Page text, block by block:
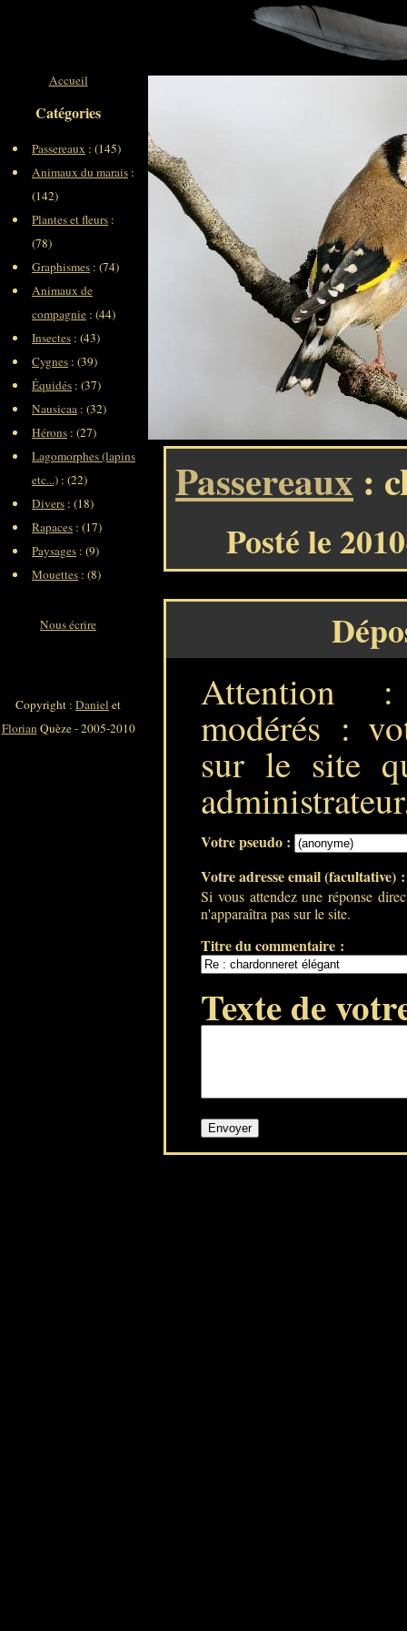
Passereaux :
Posté le
Attention :
modérés :
sur le site
Votre pseudo :
Votre adresse email (facultative)
Si vous attendez une réponse
n'apparaîtra pas sur le site.
Titre du commentaire :
Texte de
Accueil
Catégories
Passereaux : (145)
Animaux du marais :
(142)
Plantes et fleurs :
(78)
Graphismes : (74)
Animaux de
compagnie : (44)
Insectes : (43)
Cygnes : (39)
Équidés : (37)
Nausicaa : (32)
Hérons : (27)
Lagomorphes (lapins
etc...) : (22)
Divers : (18)
Rapaces : (17)
Paysages : (9)
Mouettes : (8)
Nous écrire
Copyright : Daniel et
FlorianQuèze - 2005-2010